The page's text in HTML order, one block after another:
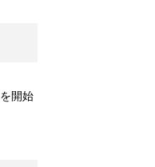
開始